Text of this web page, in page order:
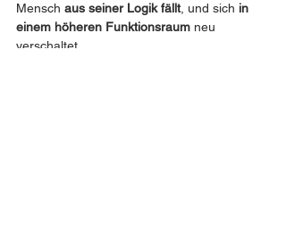
Mensch aus seiner Logik fällt, und sich in
einem höheren Funktionsraum neu
verschaltet.